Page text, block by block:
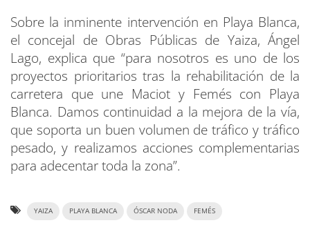
Sobre la inminente intervención en Playa Blanca,
el concejal de Obras Públicas de Yaiza, Ángel
Lago, explica que “para nosotros es uno de los
proyectos prioritarios tras la rehabilitación de la
carretera que une Maciot y Femés con Playa
Blanca. Damos continuidad a la mejora de la vía,
que soporta un buen volumen de tráfico y tráfico
pesado, y realizamos acciones complementarias
para adecentar toda la zona”.
YAIZA PLAYA BLANCA ÓSCAR NODA FEMÉS